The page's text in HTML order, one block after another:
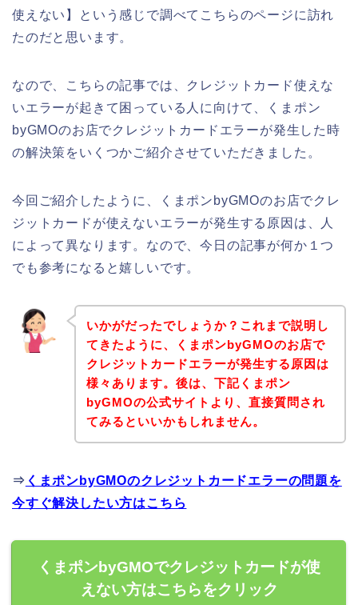
使えない】という感じで調べてこちらのページに訪れ
たのだと思います。
なので、こちらの記事では、クレジットカード使えな
いエラーが起きて困っている人に向けて、くまポン
byGMOのお店でクレジットカードエラーが発生した時
の解決策をいくつかご紹介させていただきました。
今回ご紹介したように、くまポンbyGMOのお店でクレ
ジットカードが使えないエラーが発生する原因は、人
によって異なります。なので、今日の記事が何か１つ
でも参考になると嬉しいです。
いかがだったでしょうか？これまで説明し
てきたように、くまポンbyGMOのお店で
クレジットカードエラーが発生する原因は
様々あります。後は、下記くまポン
byGMOの公式サイトより、直接質問され
てみるといいかもしれません。
⇒ くまポンbyGMOのクレジットカードエラーの問題を
今すぐ解決したい方はこちら
くまポンbyGMOでクレジットカードが使
えない方はこちらをクリック